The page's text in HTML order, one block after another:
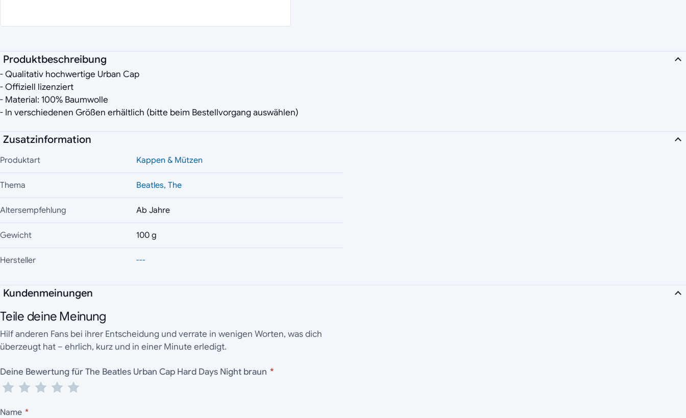
Produktbeschreibung
- Qualitativ hochwertige Urban Cap
- Offiziell lizenziert
- Material: 100% Baumwolle
- In verschiedenen Größen erhältlich (bitte beim Bestellvorgang auswählen)
Zusatzinformation
Produktart Kappen & Mützen
Thema Beatles, The
Altersempfehlung Ab Jahre
Gewicht 100 g
Hersteller ---
Kundenmeinungen
Teile deine Meinung
Hilf anderen Fans bei ihrer Entscheidung und verrate in wenigen Worten, was dich
überzeugt hat – ehrlich, kurz und in einer Minute erledigt.
Deine Bewertung für The Beatles Urban Cap Hard Days Night braun *
Name *